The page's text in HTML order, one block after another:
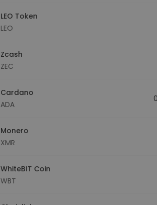
LEO Token
LEO
Zcash
ZEC
Cardano
ADA
Monero
XMR
WhiteBIT Coin
WBT